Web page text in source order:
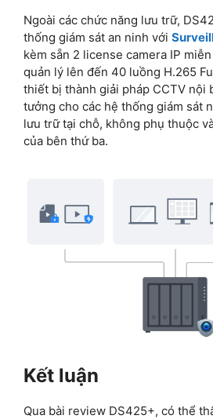
Ngoài các chức năng lưu trữ,
thống giám sát an ninh với
kèm sẵn 2 license camera IP
quản lý lên đến 40 luồng H.265
thiết bị thành giải pháp CCTV nội
tưởng cho các hệ thống giám sát
lưu trữ tại chỗ, không phụ thuộc
của bên thứ ba.
Kết luận
Qua bài review DS425+, có thể